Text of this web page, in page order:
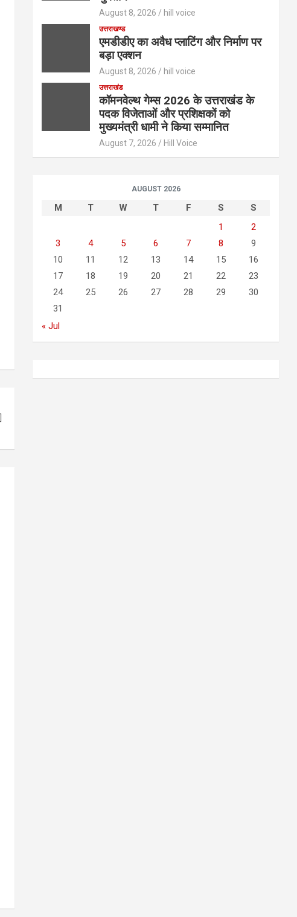
August 8, 2026 hill voice
उत्तराखण्ड
एमडीडीए का अवैध प्लाटिंग और निर्माण पर
बड़ा एक्शन
August 8, 2026 hill voice
उत्तराखंड
कॉमनवेल्थ गेम्स 2026 के उत्तराखंड के
पदक विजेताओं और प्रशिक्षकों को
मुख्यमंत्री धामी ने किया सम्मानित
August 7, 2026 Hill Voice
AUGUST 2026
M T W T F S
S
1
2
3
4 5 6 7 8
9
10
11 12 13 14 15
16
17
18 19 20 21 22
23
24
25 26 27 28 29
30
31
« Jul